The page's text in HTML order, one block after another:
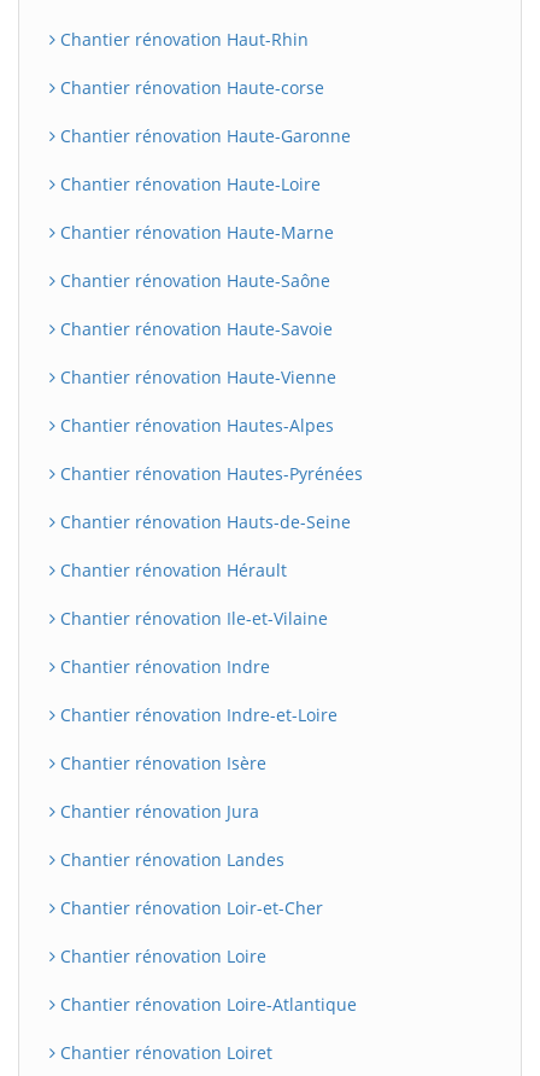
Chantier rénovation Haut-Rhin
Chantier rénovation Haute-corse
Chantier rénovation Haute-Garonne
Chantier rénovation Haute-Loire
Chantier rénovation Haute-Marne
Chantier rénovation Haute-Saône
Chantier rénovation Haute-Savoie
Chantier rénovation Haute-Vienne
Chantier rénovation Hautes-Alpes
Chantier rénovation Hautes-Pyrénées
Chantier rénovation Hauts-de-Seine
Chantier rénovation Hérault
Chantier rénovation Ile-et-Vilaine
Chantier rénovation Indre
Chantier rénovation Indre-et-Loire
Chantier rénovation Isère
Chantier rénovation Jura
Chantier rénovation Landes
Chantier rénovation Loir-et-Cher
Chantier rénovation Loire
Chantier rénovation Loire-Atlantique
Chantier rénovation Loiret
BatiWebPro
B